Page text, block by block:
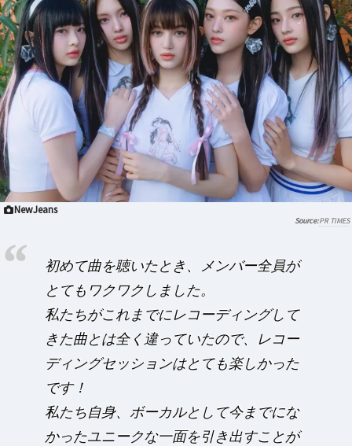
NewJeans
PR TIMES
初めて曲を聴いたとき、メンバー全員が
とてもワクワクしました。
私たちがこれまでにレコーディングして
きた曲とは全く違っていたので、レコー
ディングセッションはとても楽しかった
です！
私たち自身、ボーカルとして今までにな
かったユニークな一面を引き出すことが